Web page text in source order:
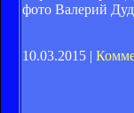
фото Валерий
10.03.2015 |